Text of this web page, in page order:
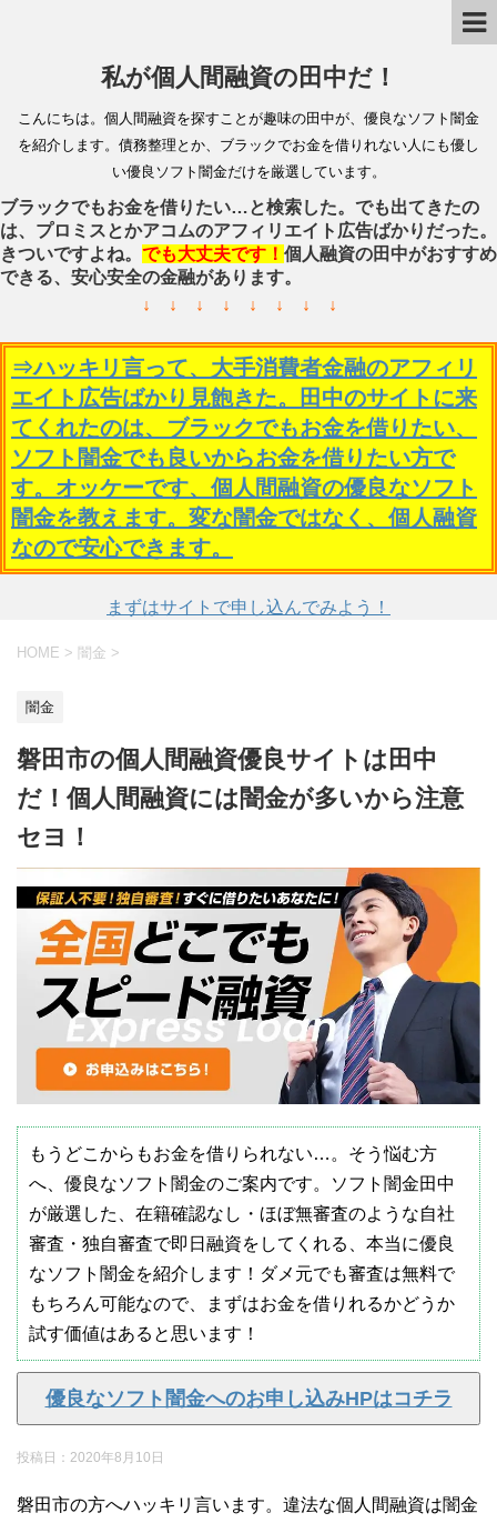
私が個人間融資の田中だ！
こんにちは。個人間融資を探すことが趣味の田中が、優良なソフト闇金
を紹介します。債務整理とか、ブラックでお金を借りれない人にも優し
い優良ソフト闇金だけを厳選しています。
ブラックでもお金を借りたい…と検索した。でも出てきたの
は、プロミスとかアコムのアフィリエイト広告ばかりだった。
きついですよね。 でも大丈夫です！ 個人融資の田中がおすすめ
できる、安心安全の金融があります。
↓ ↓ ↓ ↓ ↓ ↓ ↓ ↓
⇒ハッキリ言って、大手消費者金融のアフィリ
エイト広告ばかり見飽きた。田中のサイトに来
てくれたのは、ブラックでもお金を借りたい、
ソフト闇金でも良いからお金を借りたい方で
す。オッケーです、個人間融資の優良なソフト
闇金を教えます。変な闇金ではなく、個人融資
なので安心できます。
まずはサイトで申し込んでみよう！
HOME > 闇金 >
闇金
磐田市の個人間融資優良サイトは田中
だ！個人間融資には闇金が多いから注意
セヨ！
もうどこからもお金を借りられない…。そう悩む方
へ、優良なソフト闇金のご案内です。ソフト闇金田中
が厳選した、在籍確認なし・ほぼ無審査のような自社
審査・独自審査で即日融資をしてくれる、本当に優良
なソフト闇金を紹介します！ダメ元でも審査は無料で
もちろん可能なので、まずはお金を借りれるかどうか
試す価値はあると思います！
優良なソフト闇金へのお申し込みHPはコチラ
投稿日： 2020年8月10日
磐田市の方へハッキリ言います。違法な個人間融資は闇金